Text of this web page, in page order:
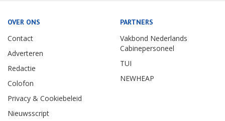
OVER ONS
Contact
Adverteren
Redactie
Colofon
Privacy & Cookiebeleid
Nieuwsscript
PARTNERS
Vakbond Nederlands
Cabinepersoneel
TUI
NEWHEAP